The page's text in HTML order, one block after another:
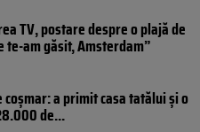
TV, postare despre o plajă de
te-am găsit, Amsterdam”
a primit casa tatălui și o
de...